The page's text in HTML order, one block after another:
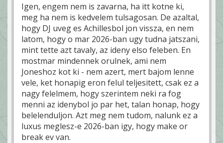
Igen, engem nem is zavarna, ha itt kotne ki,
meg ha nem is kedvelem tulsagosan. De azaltal,
hogy DJ uveg es Achillesbol jon vissza, en nem
latom, hogy o mar 2026-ban ugy tudna jatszani,
mint tette azt tavaly, az ideny elso feleben. En
mostmar mindennek orulnek, ami nem
Joneshoz kot ki - nem azert, mert bajom lenne
vele, ket honapig eron felul teljesitett, csak ez a
nagy felelmem, hogy szerintem neki ra fog
menni az idenybol jo par het, talan honap, hogy
belelenduljon. Azt meg nem tudom, nalunk ez a
luxus meglesz-e 2026-ban igy, hogy make or
break ev van.